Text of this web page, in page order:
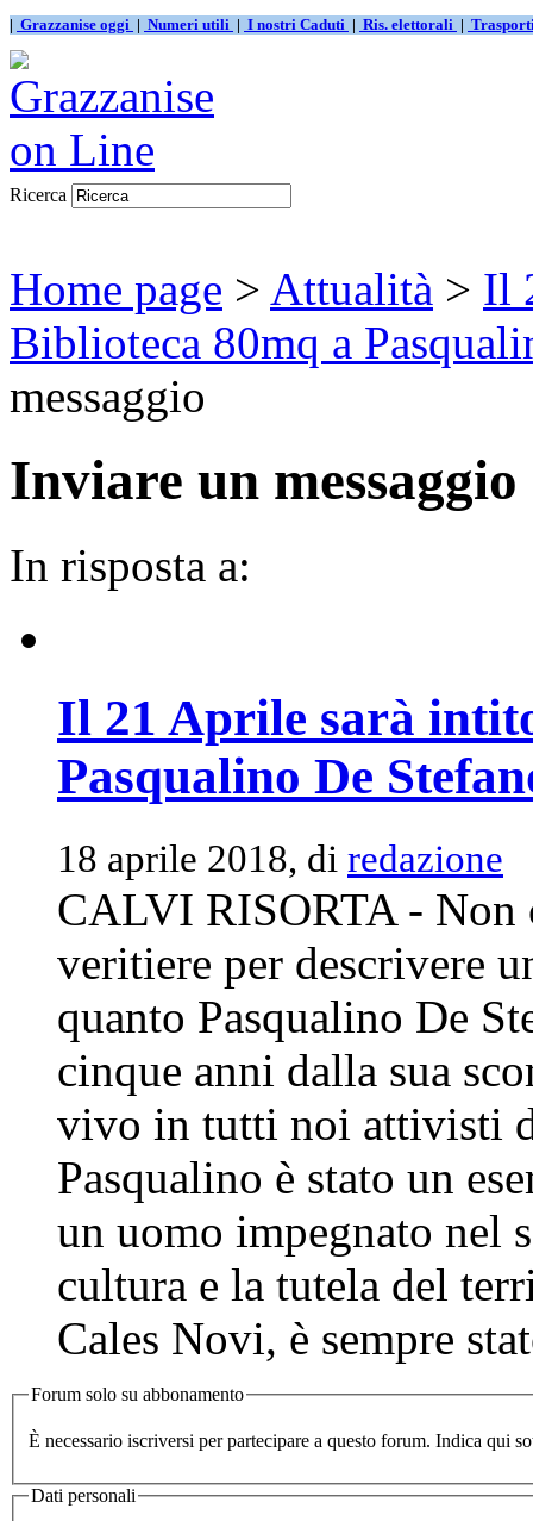
| Grazzanise oggi | Numeri utili | I nostri Caduti | Ris. elettorali |
Ricerca
Home page > Attualità > Il
Biblioteca 80mq a
messaggio
Inviare un messaggio
In risposta a:
Il 21 Aprile sarà
Pasqualino De
18 aprile 2018, di redazione
CALVI RISORTA - Non
veritiere per descrivere
quanto Pasqualino De
cinque anni dalla sua
vivo in tutti noi attivisti
Pasqualino è stato un
un uomo impegnato nel
cultura e la tutela del
Cales Novi, è sempre
Forum solo su abbonamento
Dati personali